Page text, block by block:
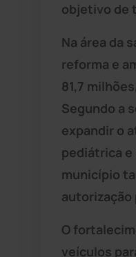
objetivo de
Na área da
reforma e
81,7
Segundo a
expandir o
pediátrica e
município
autorização
O
veículos